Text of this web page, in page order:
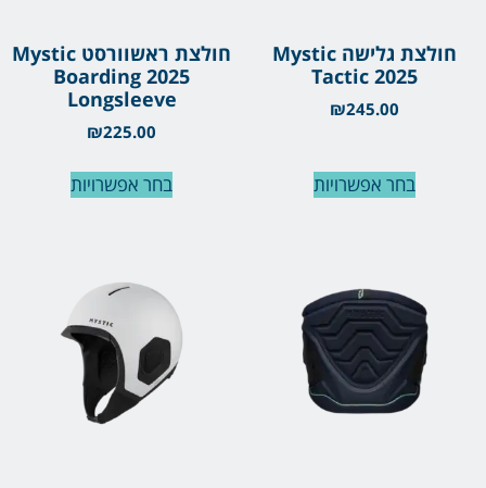
חולצת גלישה Mystic
Tactic 2025
₪245.00
בחר אפשרויות
חולצת ראשוורסט Mystic
Boarding 2025
Longsleeve
₪225.00
בחר אפשרויות